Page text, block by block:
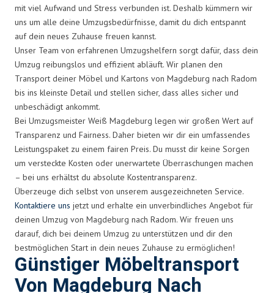
mit viel Aufwand und Stress verbunden ist. Deshalb kümmern wir
uns um alle deine Umzugsbedürfnisse, damit du dich entspannt
auf dein neues Zuhause freuen kannst.
Unser Team von erfahrenen Umzugshelfern sorgt dafür, dass dein
Umzug reibungslos und effizient abläuft. Wir planen den
Transport deiner Möbel und Kartons von Magdeburg nach Radom
bis ins kleinste Detail und stellen sicher, dass alles sicher und
unbeschädigt ankommt.
Bei Umzugsmeister Weiß Magdeburg legen wir großen Wert auf
Transparenz und Fairness. Daher bieten wir dir ein umfassendes
Leistungspaket zu einem fairen Preis. Du musst dir keine Sorgen
um versteckte Kosten oder unerwartete Überraschungen machen
– bei uns erhältst du absolute Kostentransparenz.
Überzeuge dich selbst von unserem ausgezeichneten Service.
Kontaktiere uns jetzt und erhalte ein unverbindliches Angebot für
deinen Umzug von Magdeburg nach Radom. Wir freuen uns
darauf, dich bei deinem Umzug zu unterstützen und dir den
bestmöglichen Start in dein neues Zuhause zu ermöglichen!
Günstiger Möbeltransport
Von Magdeburg Nach